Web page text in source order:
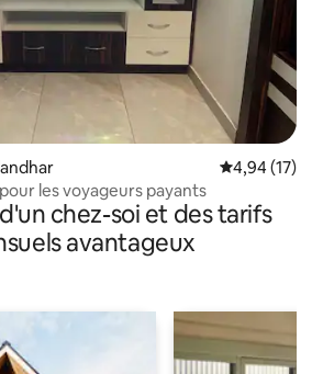
Évaluation
4,94 (17)
les voyageurs payants
chez-soi et des tarifs
avantageux